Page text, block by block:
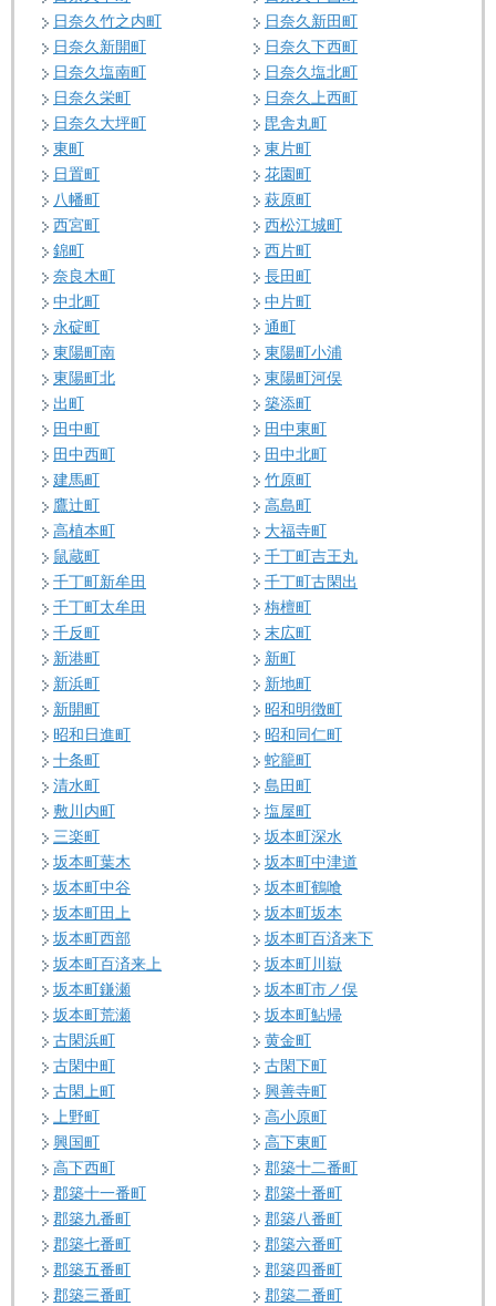
日奈久竹之内町
日奈久新田町
日奈久新開町
日奈久下西町
日奈久塩南町
日奈久塩北町
日奈久栄町
日奈久上西町
日奈久大坪町
毘舎丸町
東町
東片町
日置町
花園町
八幡町
萩原町
西宮町
西松江城町
錦町
西片町
奈良木町
長田町
中北町
中片町
永碇町
通町
東陽町南
東陽町小浦
東陽町北
東陽町河俣
出町
築添町
田中町
田中東町
田中西町
田中北町
建馬町
竹原町
鷹辻町
高島町
高植本町
大福寺町
鼠蔵町
千丁町吉王丸
千丁町新牟田
千丁町古閑出
千丁町太牟田
栴檀町
千反町
末広町
新港町
新町
新浜町
新地町
新開町
昭和明徴町
昭和日進町
昭和同仁町
十条町
蛇籠町
清水町
島田町
敷川内町
塩屋町
三楽町
坂本町深水
坂本町葉木
坂本町中津道
坂本町中谷
坂本町鶴喰
坂本町田上
坂本町坂本
坂本町西部
坂本町百済来下
坂本町百済来上
坂本町川嶽
坂本町鎌瀬
坂本町市ノ俣
坂本町荒瀬
坂本町鮎帰
古閑浜町
黄金町
古閑中町
古閑下町
古閑上町
興善寺町
上野町
高小原町
興国町
高下東町
高下西町
郡築十二番町
郡築十一番町
郡築十番町
郡築九番町
郡築八番町
郡築七番町
郡築六番町
郡築五番町
郡築四番町
郡築三番町
郡築二番町